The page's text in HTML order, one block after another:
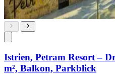
Istrien, Petram Resort –
m², Balkon, Parkblick